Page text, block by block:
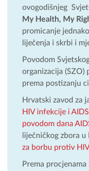
ovogodišnjeg
My Health, My
promicanje
liječenja i skrbi i
Povodom
organizacija
prema postizanju
Hrvatski zavod za
HIV infekcije i
povodom dana
liječničkog zbora
za borbu protiv
Prema procjenama